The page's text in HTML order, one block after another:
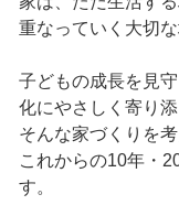
重なっていく大切な
子どもの成長を見
化にやさしく寄り
そんな家づくりを
これからの10年・
す。